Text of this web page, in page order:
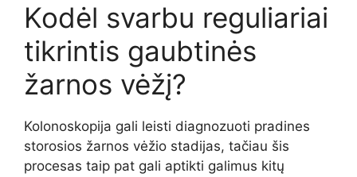
Kodėl svarbu reguliariai
tikrintis gaubtinės
žarnos vėžį?
Kolonoskopija gali leisti diagnozuoti pradines
storosios žarnos vėžio stadijas, tačiau šis
procesas taip pat gali aptikti galimus kitų